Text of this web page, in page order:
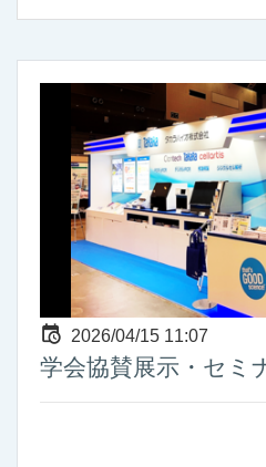
2026/04/15 11:07
学会協賛展示・セミ